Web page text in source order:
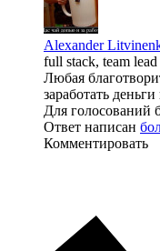
Alexander
full stack, team lead
Любая
заработать
Для голосований
Ответ написан
Комментировать